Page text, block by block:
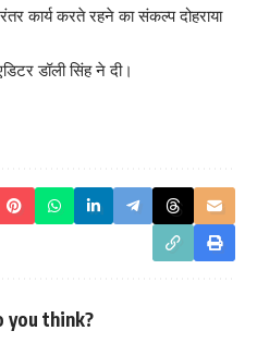
कार्य करते रहने का संकल्प दोहराया
डॉली सिंह ने दी।
you think?